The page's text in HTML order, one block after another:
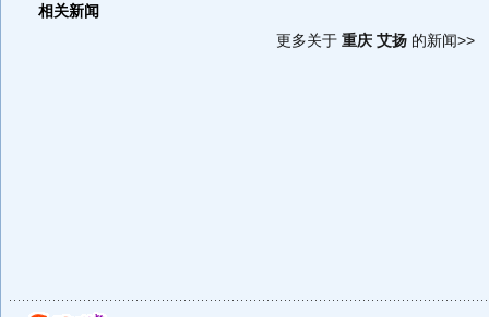
相关新闻
更多关于 重庆 艾扬 的新闻>>